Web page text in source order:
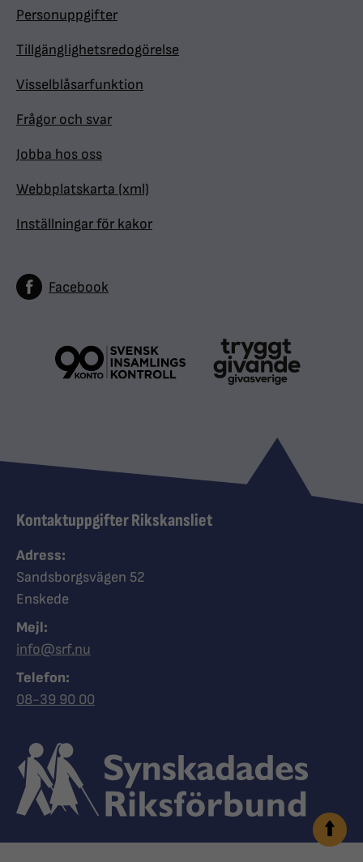
Personuppgifter
Tillgänglighetsredogörelse
Visselblåsarfunktion
Frågor och svar
Jobba hos oss
Webbplatskarta (xml)
Inställningar för kakor
Facebook
Kontaktuppgifter Rikskansliet
Adress:
Sandsborgsvägen 52
Enskede
Mejl:
info@srf.nu
Telefon:
Ring Synskadades riksförbund
08-39 90 00